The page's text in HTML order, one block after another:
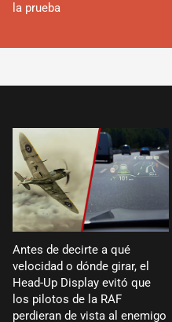
la prueba
Antes de decirte a qué
velocidad o dónde girar, el
Head-Up Display evitó que
los pilotos de la RAF
perdieran de vista al enemigo